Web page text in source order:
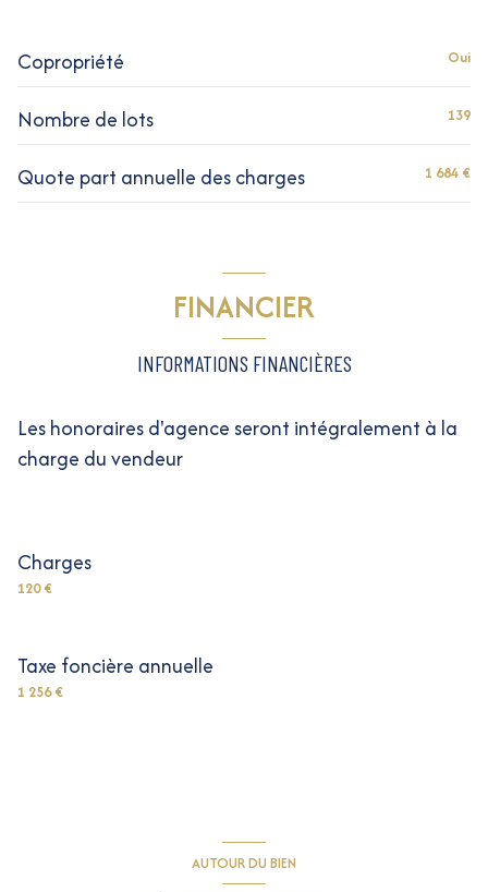
terrasse
interphone
Copropriété Oui
Nombre de lots 139
Quote part annuelle des charges 1 684 €
FINANCIER
INFORMATIONS FINANCIÈRES
Les honoraires d'agence seront intégralement à la
charge du vendeur
Charges
120 €
Taxe foncière annuelle
1 256 €
AUTOUR DU BIEN